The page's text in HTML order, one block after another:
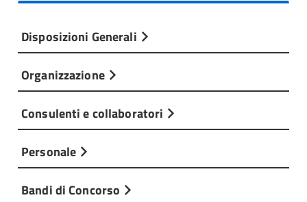
Disposizioni Generali
Organizzazione
Consulenti e collaboratori
Personale
Bandi di Concorso